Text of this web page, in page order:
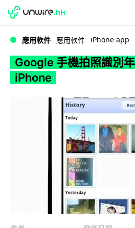
Google 手機拍照識
WWDC 2026
應用軟件 應用軟件 iPhone app
Google 手機拍照識別
iPhone